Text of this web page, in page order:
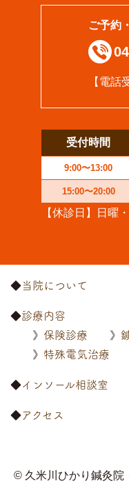
ご予約
【電話
受付時間
9:00〜13:00
15:00〜20:00
【休診日】日曜
当院について
診療内容
保険診療
特殊電気治療
インソール相談室
アクセス
© 久米川ひかり鍼灸院